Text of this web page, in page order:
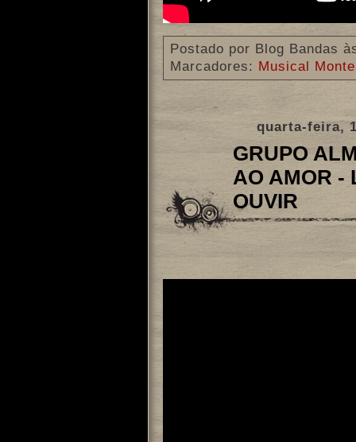
Postado por Blog Bandas
Marcadores: Musical
quarta-feira,
GRUPO
AO AMOR -
OUVIR